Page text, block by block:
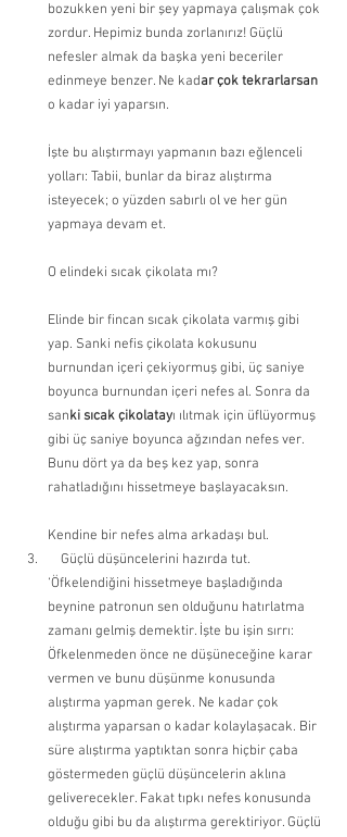
bozukken yeni bir şey yapmaya çalışmak çok
zordur. Hepimiz bunda zorlanırız! Güçlü
nefesler almak da başka yeni beceriler
edinmeye benzer. Ne kadar çok tekrarlarsan
o kadar iyi yaparsın.
İşte bu alıştırmayı yapmanın bazı eğlenceli
yolları: Tabii, bunlar da biraz alıştırma
isteyecek; o yüzden sabırlı ol ve her gün
yapmaya devam et.
O elindeki sıcak çikolata mı?
Elinde bir fincan sıcak çikolata varmış gibi
yap. Sanki nefis çikolata kokusunu
burnundan içeri çekiyormuş gibi, üç saniye
boyunca burnundan içeri nefes al. Sonra da
sanki sıcak çikolatayı ılıtmak için üflüyormuş
gibi üç saniye boyunca ağzından nefes ver.
Bunu dört ya da beş kez yap, sonra
rahatladığını hissetmeye başlayacaksın.
Kendine bir nefes alma arkadaşı bul.
Güçlü düşüncelerini hazırda tut.
‘Öfkelendiğini hissetmeye başladığında
beynine patronun sen olduğunu hatırlatma
zamanı gelmiş demektir. İşte bu işin sırrı:
Öfkelenmeden önce ne düşüneceğine karar
vermen ve bunu düşünme konusunda
alıştırma yapman gerek. Ne kadar çok
alıştırma yaparsan o kadar kolaylaşacak. Bir
süre alıştırma yaptıktan sonra hiçbir çaba
göstermeden güçlü düşüncelerin aklına
geliverecekler. Fakat tıpkı nefes konusunda
olduğu gibi bu da alıştırma gerektiriyor. Güçlü